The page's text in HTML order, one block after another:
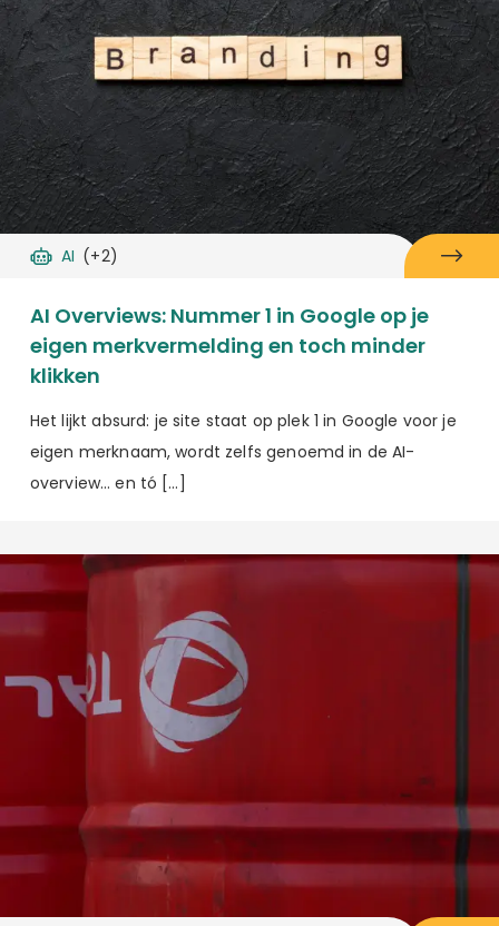
AI (+2)
AI Overviews: Nummer 1 in Google op je
eigen merkvermelding en toch minder
klikken
Het lijkt absurd: je site staat op plek 1 in Google voor je
eigen merknaam, wordt zelfs genoemd in de AI-
overview… en tó […]